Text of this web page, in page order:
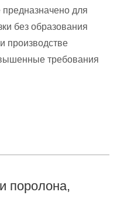
предназначено для
без образования
производстве
требования
поролона,